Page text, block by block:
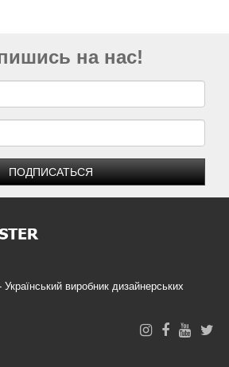
на нас!
ПОДПИСАТЬСЯ
виробник дизайнерських